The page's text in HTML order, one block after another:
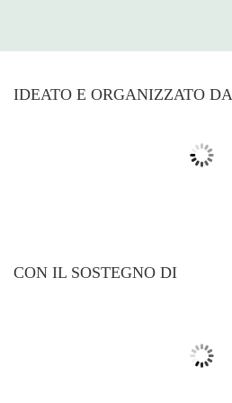
IDEATO E ORGANIZZATO DA
CON IL SOSTEGNO DI